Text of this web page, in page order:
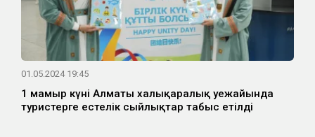
01.05.2024 19:45
1 мамыр күні Алматы халықаралық әуежайында
туристерге естелік сыйлықтар табыс етілді